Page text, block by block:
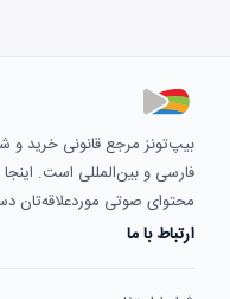
بیپ‌تونز مرجع قانونی خرید
فارسی و بین‌المللی است. اینجا
محتوای صوتی موردعلاقه‌تان
ارتباط با ما